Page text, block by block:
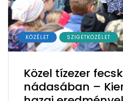
KÖZÉLET SZIGETKÖZÉLET
Közel tízezer
nádasában –